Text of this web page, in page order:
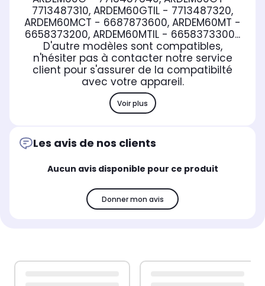
7713487310, ARDEM60GTIL - 7713487320,
ARDEM60MCT - 6687873600, ARDEM60MT -
6658373200, ARDEM60MTIL - 6658373300...
D'autre modèles sont compatibles,
n'hésiter pas à contacter notre service
client pour s'assurer de la compatibilté
avec votre appareil.
Voir plus
Les avis de nos clients
Aucun avis disponible pour ce produit
Donner mon avis